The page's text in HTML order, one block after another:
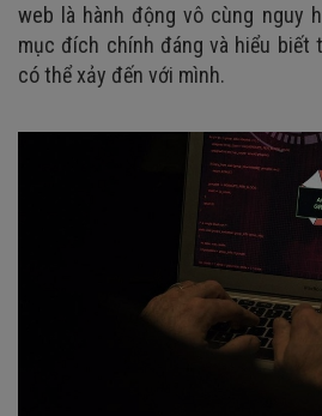
web là hành động vô cùng nguy
mục đích chính đáng và hiểu
có thể xảy đến với mình.